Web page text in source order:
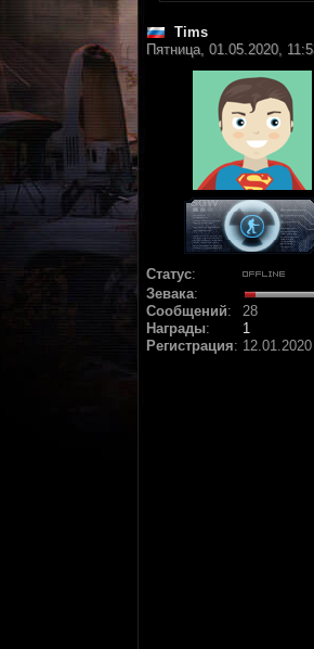
Tims
Пятница, 01.05.2020,
Статус:
Зевака:
Сообщений:
28
Награды:
1
Регистрация: 12.01.2020